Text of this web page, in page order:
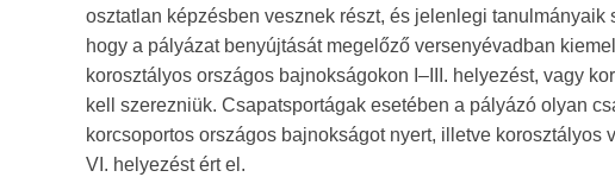
osztatlan képzésben vesznek részt, és jelenlegi
hogy a pályázat benyújtását megelőző versenyévadban
korosztályos országos bajnokságokon I–III. helyezést, vagy
kell szerezniük. Csapatsportágak esetében a pályázó olyan
korcsoportos országos bajnokságot nyert, illetve
VI. helyezést ért el.